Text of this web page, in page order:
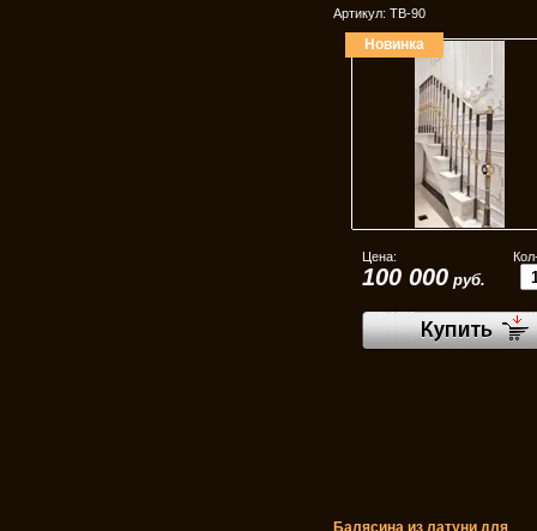
Артикул: ТВ-90
Новинка
Цена:
100 000 руб.
Балясина из латуни для